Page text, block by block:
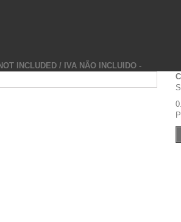
INCLUDED / IVA NÃO INCLUIDO -